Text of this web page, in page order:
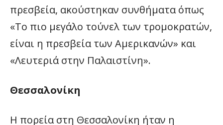
πρεσβεία, ακούστηκαν συνθήματα όπως
«Το πιο μεγάλο τούνελ των τρομοκρατών,
είναι η πρεσβεία των Αμερικανών» και
«Λευτεριά στην Παλαιστίνη».
Θεσσαλονίκη
Η πορεία στη Θεσσαλονίκη ήταν η